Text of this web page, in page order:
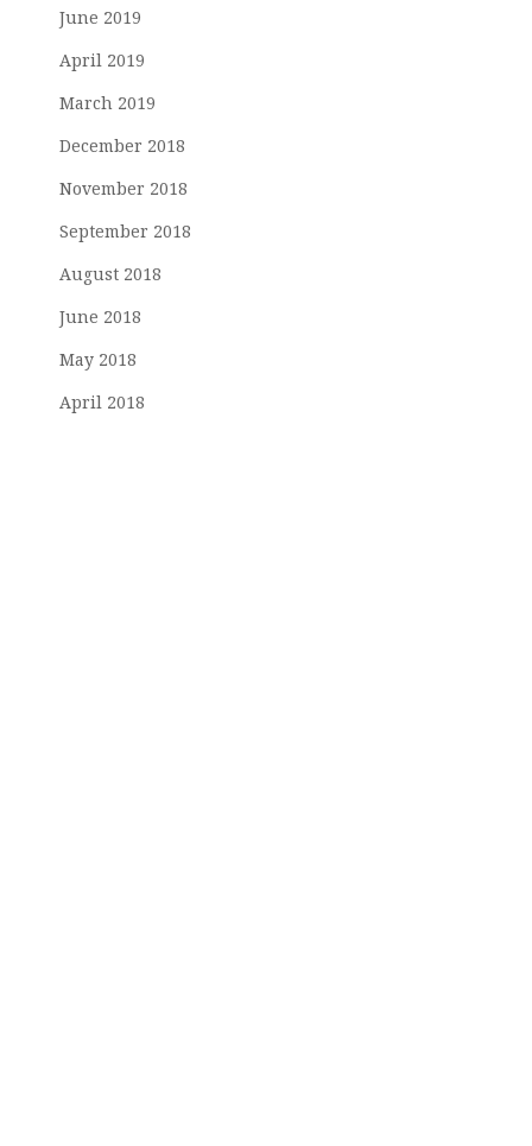
June 2019
April 2019
March 2019
December 2018
November 2018
September 2018
August 2018
June 2018
May 2018
April 2018